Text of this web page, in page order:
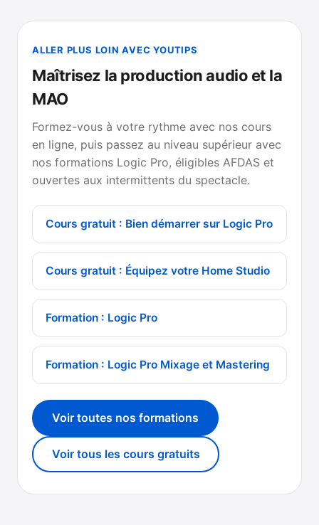
ALLER PLUS LOIN AVEC YOUTIPS
Maîtrisez la production audio et la
MAO
Formez-vous à votre rythme avec nos cours
en ligne, puis passez au niveau supérieur avec
nos formations Logic Pro, éligibles AFDAS et
ouvertes aux intermittents du spectacle.
Cours gratuit : Bien démarrer sur Logic Pro
Cours gratuit : Équipez votre Home Studio
Formation : Logic Pro
Formation : Logic Pro Mixage et Mastering
Voir toutes nos formations
Voir tous les cours gratuits